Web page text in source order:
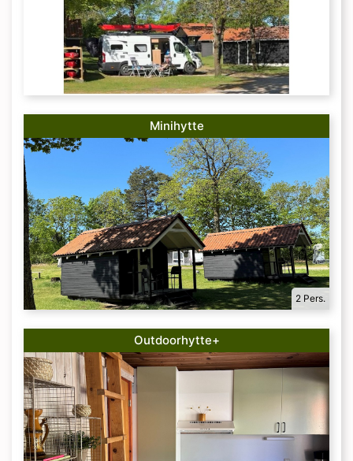
Minihytte
2 Pers.
Outdoorhytte+